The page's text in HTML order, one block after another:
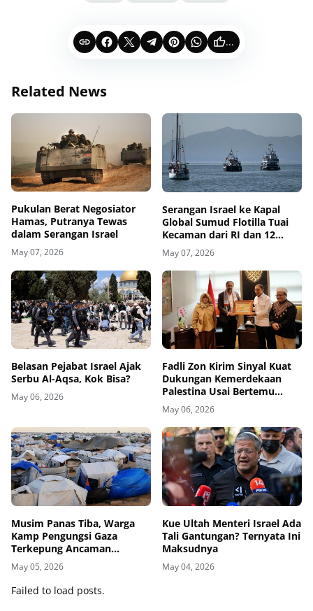
...
Related News
Pukulan Berat Negosiator
Hamas, Putranya Tewas
dalam Serangan Israel
May 07, 2026
Serangan Israel ke Kapal
Global Sumud Flotilla Tuai
Kecaman dari RI dan 12
Negara
May 07, 2026
Belasan Pejabat Israel Ajak
Serbu Al-Aqsa, Kok Bisa?
May 06, 2026
Fadli Zon Kirim Sinyal Kuat
Dukungan Kemerdekaan
Palestina Usai Bertemu
Delegasi di Kemenbud
May 06, 2026
Musim Panas Tiba, Warga
Kamp Pengungsi Gaza
Terkepung Ancaman
Penyakit Kulit
May 05, 2026
Kue Ultah Menteri Israel Ada
Tali Gantungan? Ternyata Ini
Maksudnya
May 04, 2026
Failed to load posts.